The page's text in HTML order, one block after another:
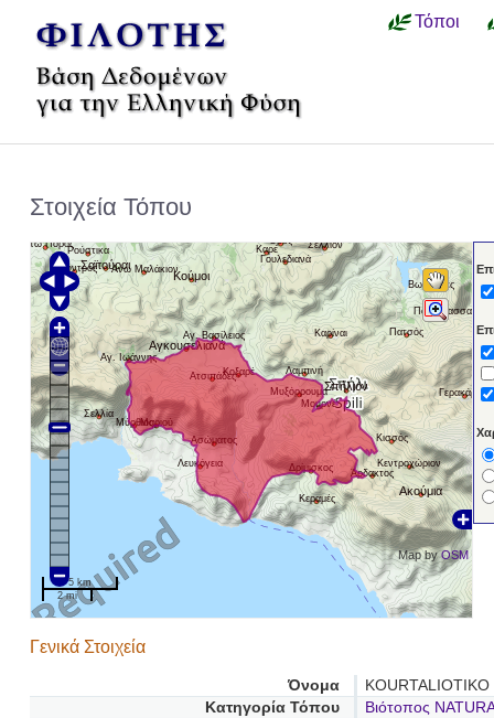
Τόποι
Στοιχεία Τόπου
Σελλίον
Κάτω Πόρος Καρέ
Ρούστικα
Γουλεδιανά
Σαϊτούραι
Μούντρος 'Aνω ΜαλάκιονΚούμοι
Βωλεώνες
Παντάνασσα
Πατσός
Καρίναι
Αγ. Βασίλειος
Αγκουσελιανά
Αγ. Ιωάννης
Λαμπινή
Κοξαρέ
Ατσιπάδες
Σπήλιον Γερακάριον
Μυξόρρουμα
Μουρνέ
Σελλία
ΜύρθιοςΜαριού
Κισσός
Ασώματος
Κεντροχώριον
Λευκόγεια Δρίμισκος Άρδακτος
Ακούμια
Κεραμές
Map byOSM
5 km
2 mi
Γενικά Στοιχεία
Όνομα
Κατηγορία Τόπου
Βιότοπος